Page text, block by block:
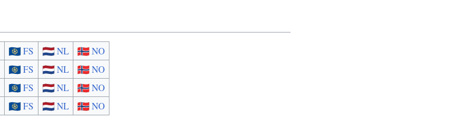
FS NL NO
FS NL NO
FS NL NO
FS NL NO